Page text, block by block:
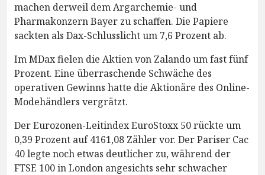
machen derweil dem Argarchemie- und
Pharmakonzern Bayer zu schaffen. Die Papiere
sackten als Dax-Schlusslicht um 7,6 Prozent ab.
Im MDax fielen die Aktien von Zalando um fast fünf
Prozent. Eine überraschende Schwäche des
operativen Gewinns hatte die Aktionäre des Online-
Modehändlers vergrätzt.
Der Eurozonen-Leitindex EuroStoxx 50 rückte um
0,39 Prozent auf 4161,08 Zähler vor. Der Pariser Cac
40 legte noch etwas deutlicher zu, während der
FTSE 100 in London angesichts sehr schwacher